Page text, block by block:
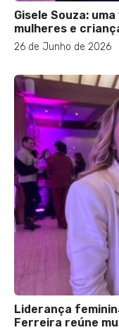
Gisele Souza:
mulheres e
26 de Junho de 2026
Liderança
Ferreira reúne